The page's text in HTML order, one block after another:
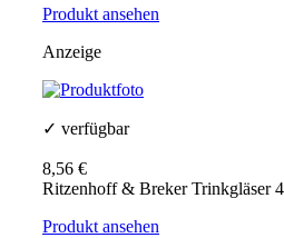
Produkt ansehen
Anzeige
✓ verfügbar
8,56 €
Ritzenhoff & Breker Trinkgläser
Produkt ansehen